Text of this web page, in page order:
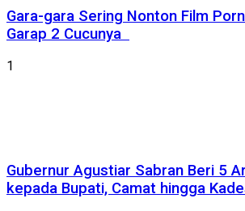
Gara-gara Sering Nonton Film
Garap 2 Cucunya
1
Gubernur Agustiar Sabran Beri 5
kepada Bupati, Camat hingga